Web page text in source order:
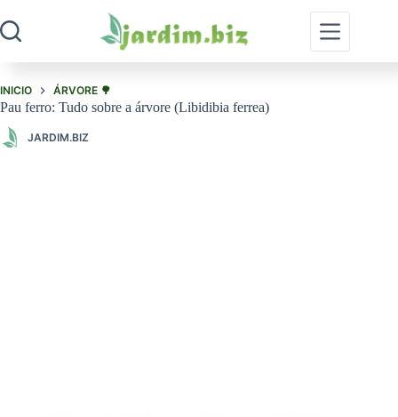
para
o
INICIO ÁRVORE 🌳
Pau ferro: Tudo sobre a árvore (Libidibia ferrea)
JARDIM.BIZ